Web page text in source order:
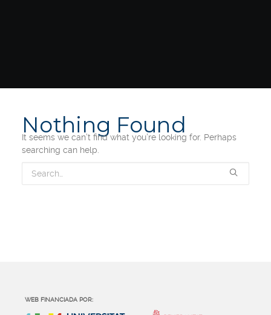
Nothing Found
It seems we can’t find what you’re looking for. Perhaps
searching can help.
WEB FINANCIADA POR: